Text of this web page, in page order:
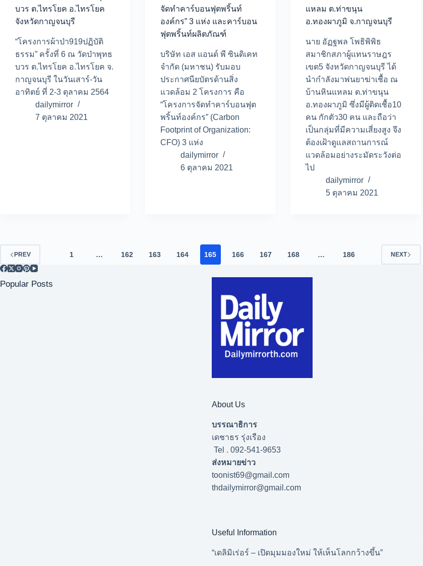
บวร ต.ไทรโยค อ.ไทรโยค
จังหวัดกาญจนบุรี
“โครงการผ้าป่า919ปฏิบัติ
ธรรม” ครั้งที่ 6 ณ วัดป่าพุทธ
บวร ต.ไทรโยค อ.ไทรโยค จ.
กาญจนบุรี ในวันเสาร์-วัน
อาทิตย์ ที่ 2-3 ตุลาคม 2564
dailymirror
7 ตุลาคม 2021
จัดทำคาร์บอนฟุตพริ้นท์
องค์กร” 3 แห่ง และคาร์บอน
ฟุตพริ้นท์ผลิตภัณฑ์
บริษัท เอส แอนด์ พี ซินดิเคท
จำกัด (มหาชน) รับมอบ
ประกาศนียบัตรด้านสิ่ง
แวดล้อม 2 โครงการ คือ
“โครงการจัดทำคาร์บอนฟุต
พริ้นท์องค์กร” (Carbon
Footprint of Organization:
CFO) 3 แห่ง
dailymirror
6 ตุลาคม 2021
แหลม ต.ท่าขนุน
อ.ทองผาภูมิ จ.กาญจนบุรี
นาย อัฏฐพล โพธิพิพิธ
สมาชิกสภาผู้แทนราษฎร
เขต5 จังหวัดกาญจนบุรี ได้
นำกำลังมาพ่นยาฆ่าเชื้อ ณ
บ้านหินแหลม ต.ท่าขนุน
อ.ทองผาภูมิ ซึ่งมีผู้ติดเชื้อ10
คน กักตัว30 คน และถือว่า
เป็นกลุ่มที่มีความเสี่ยงสูง จึง
ต้องเฝ้าดูแลสถานการณ์
แวดล้อมอย่างระมัดระวังต่อ
ไป
dailymirror
5 ตุลาคม 2021
PREV 1 … 162 163 164 165 166 167 168 … 186 NEXT
Popular Posts
About Us
บรรณาธิการ
เดชาธร รุ่งเรือง
Tel . 092-541-9653
ส่งหมายข่าว
toonist69@gmail.com
thdailymirror@gmail.com
Useful Information
“เดลิมิเร่อร์ – เปิดมุมมองใหม่ ให้เห็นโลกกว้างขึ้น”